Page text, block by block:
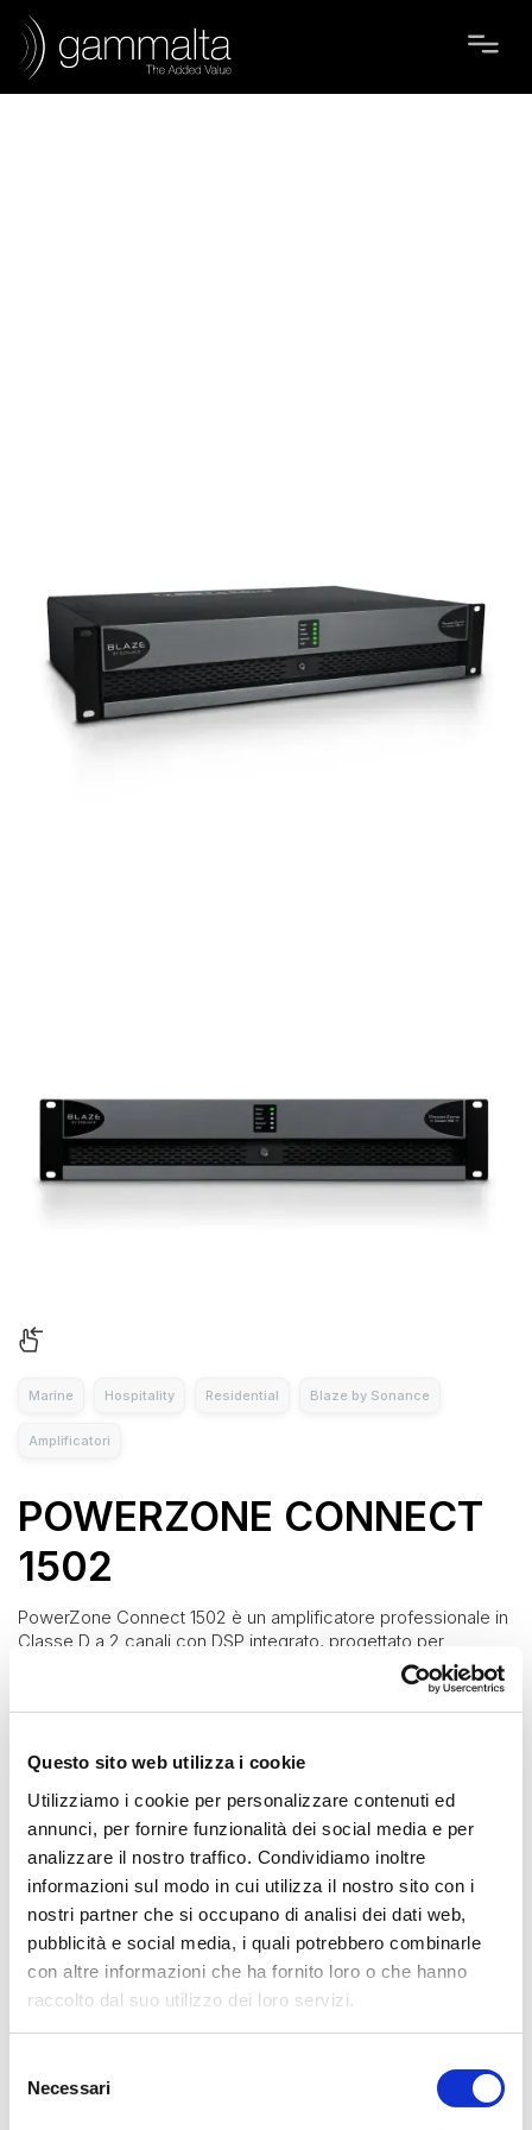
Questo sito web utilizza i cookie
Utilizziamo i cookie per personalizzare contenuti ed
annunci, per fornire funzionalità dei social media e per
analizzare il nostro traffico. Condividiamo inoltre
informazioni sul modo in cui utilizza il nostro sito con i
nostri partner che si occupano di analisi dei dati web,
pubblicità e social media, i quali potrebbero combinarle
con altre informazioni che ha fornito loro o che hanno
raccolto dal suo utilizzo dei loro servizi.
delNecessari
Marine Hospitality Residential Blaze by Sonance
Amplificatori
POWERZONE CONNECT
1502
PowerZone Connect 1502 è un amplificatore professionale in
Classe D a 2 canali con DSP integrato, progettato per
applicazioni che richiedono elevata potenza e massima
100V, consentendo installazioni ad alta densità di diffusori o
pilotaggio di subwoofer e cluster ad elevata richiesta
energetica.
Il power sharing dinamico permette l’allocazione intelligente
della potenza tra i canali, ottimizzando le prestazioni in base al
routing, equalizzazione, delay e gestione avanzata delle zone
tramite interfaccia web integrata.
Basato su tecnologia Pascal UMAC™, garantisce elevata
efficienza, stabilità termica e affidabilità in funzionamento
continuo in ambienti commerciali, corporate, hospitality e